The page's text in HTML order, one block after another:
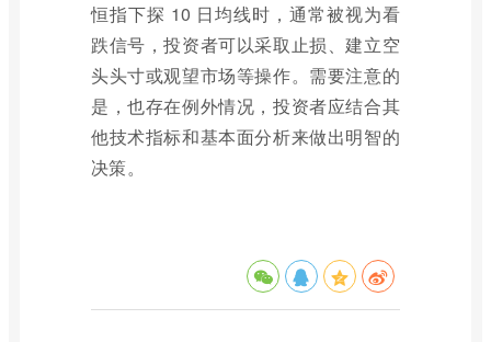
恒指下探 10 日均线时，通常被视为看
跌信号，投资者可以采取止损、建立空
头头寸或观望市场等操作。需要注意的
是，也存在例外情况，投资者应结合其
他技术指标和基本面分析来做出明智的
决策。